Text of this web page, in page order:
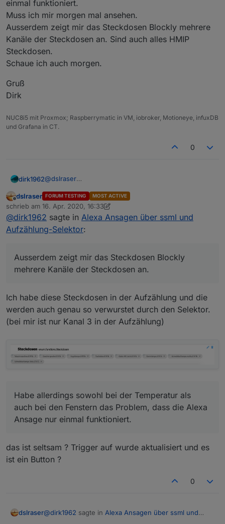
einmal funktioniert.
Muss ich mir morgen mal ansehen.
Ausserdem zeigt mir das Steckdosen Blockly mehrere
Kanäle der Steckdosen an. Sind auch alles HMIP
Steckdosen.
Schaue ich auch morgen.
Gruß
Dirk
NUC8i5 mit Proxmox; Raspberrymatic in VM, iobroker, Motioneye, infuxDB
und Grafana in CT.
0
dirk1962@dslraser
werden sowohl HM als auch HMIP Fensterkontakte
korrekt erkannt.
Habe allerdings sowohl bei der Temperatur als auch
bei den Fenstern das Problem, dass die Alexa Ansage
nur einmal funktioniert.
Ausserdem zeigt mir das Steckdosen Blockly mehrere
Kanäle der Steckdosen an. Sind auch alles HMIP
Steckdosen.
Gruß
Dirk
Offline
dslraser FORUM TESTING MOST ACTIVE
schrieb am 16. Apr. 2020, 16:33
zuletzt editiert von dslraser
@dirk1962 sagte in Alexa Ansagen über ssml und
Aufzählung-Selektor:
Ausserdem zeigt mir das Steckdosen Blockly
mehrere Kanäle der Steckdosen an.
Ich habe diese Steckdosen in der Aufzählung und die
werden auch genau so verwurstet durch den Selektor.
(bei mir ist nur Kanal 3 in der Aufzählung)
Habe allerdings sowohl bei der Temperatur als
auch bei den Fenstern das Problem, dass die Alexa
Ansage nur einmal funktioniert.
das ist seltsam ? Trigger auf wurde aktualisiert und es
ist ein Button ?
0
dslraser@dirk1962 sagte in Alexa Ansagen über ssml und